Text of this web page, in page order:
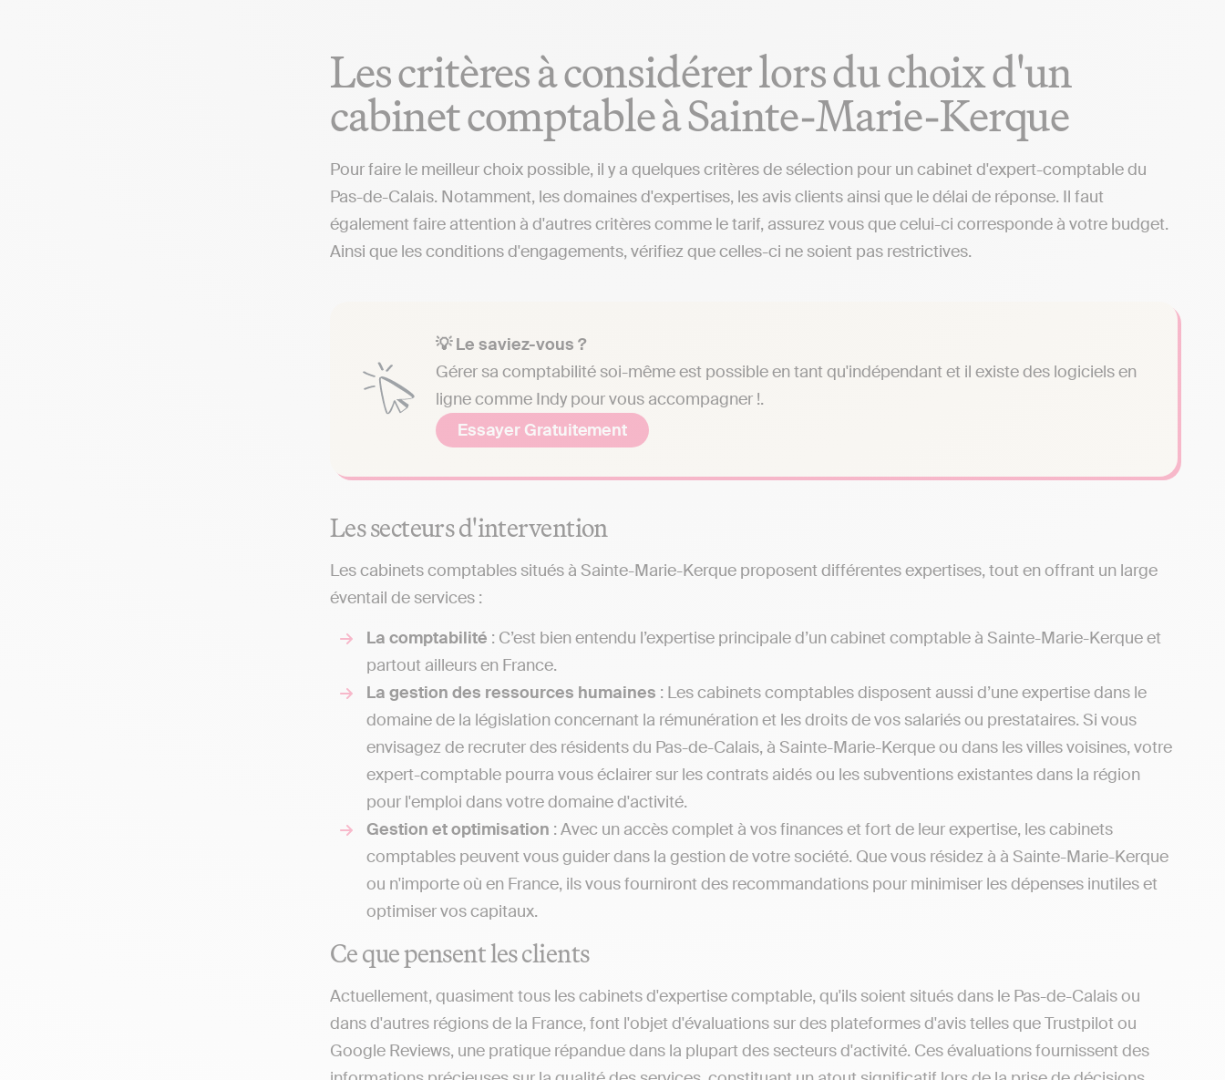
Les critères à considérer lors du choix d'un
cabinet comptable à Sainte-Marie-Kerque
Pour faire le meilleur choix possible, il y a quelques critères de sélection pour un cabinet d'expert-comptable du
Pas-de-Calais. Notamment, les domaines d'expertises, les avis clients ainsi que le délai de réponse. Il faut
également faire attention à d'autres critères comme le tarif, assurez vous que celui-ci corresponde à votre budget.
Ainsi que les conditions d'engagements, vérifiez que celles-ci ne soient pas restrictives.
💡 Le saviez-vous ?
Gérer sa comptabilité soi-même est possible en tant qu'indépendant et il existe des logiciels en
ligne comme Indy pour vous accompagner !.
Essayer Gratuitement
Les secteurs d'intervention
Les cabinets comptables situés à Sainte-Marie-Kerque proposent différentes expertises, tout en offrant un large
éventail de services :
La comptabilité : C’est bien entendu l’expertise principale d’un cabinet comptable à Sainte-Marie-Kerque et
partout ailleurs en France.
La gestion des ressources humaines : Les cabinets comptables disposent aussi d’une expertise dans le
domaine de la législation concernant la rémunération et les droits de vos salariés ou prestataires. Si vous
envisagez de recruter des résidents du Pas-de-Calais, à Sainte-Marie-Kerque ou dans les villes voisines, votre
expert-comptable pourra vous éclairer sur les contrats aidés ou les subventions existantes dans la région
pour l'emploi dans votre domaine d'activité.
Gestion et optimisation : Avec un accès complet à vos finances et fort de leur expertise, les cabinets
comptables peuvent vous guider dans la gestion de votre société. Que vous résidez à à Sainte-Marie-Kerque
ou n'importe où en France, ils vous fourniront des recommandations pour minimiser les dépenses inutiles et
optimiser vos capitaux.
Ce que pensent les clients
Actuellement, quasiment tous les cabinets d'expertise comptable, qu'ils soient situés dans le Pas-de-Calais ou
dans d'autres régions de la France, font l'objet d'évaluations sur des plateformes d'avis telles que Trustpilot ou
Google Reviews, une pratique répandue dans la plupart des secteurs d'activité. Ces évaluations fournissent des